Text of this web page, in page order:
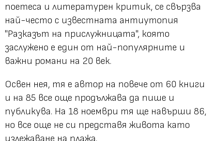
поетеса и литературен критик, се свързва
най-често с известната антиутопия
"Разказът на прислужницата", която
заслужено е един от най-популярните и
важни романи на 20 век.
Освен нея, тя е автор на повече от 60 книги
и на 85 все още продължава да пише и
публикува. На 18 ноември тя ще навърши 86,
но все още не си представя живота като
излежаване на плажа.